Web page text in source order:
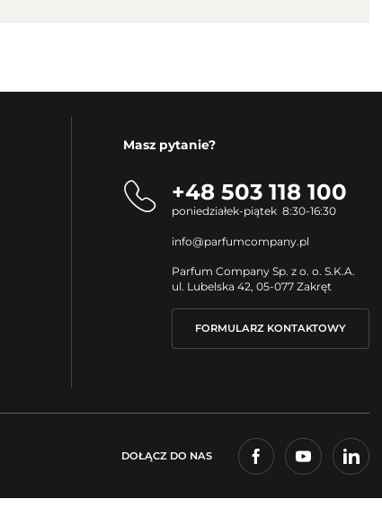
Masz pytanie?
+48 503 118 100
poniedziałek-piątek 8:30-16:30
info@parfumcompany.pl
Parfum Company Sp. z o. o. S.K.A.
ul. Lubelska 42, 05-077 Zakręt
FORMULARZ KONTAKTOWY
DOŁĄCZ DO NAS